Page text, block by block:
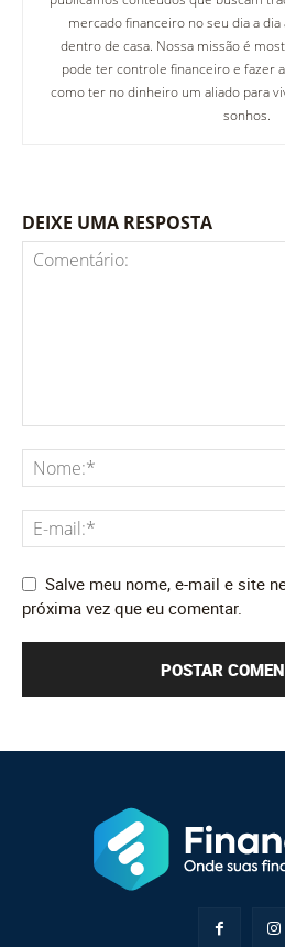
mercado financeiro no seu dia a
dentro de casa. Nossa missão é
pode ter controle financeiro e fazer
como ter no dinheiro um aliado para
sonhos.
DEIXE UMA RESPOSTA
Salve meu nome, e-mail e site
próxima vez que eu comentar.